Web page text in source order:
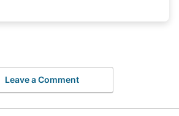
Leave a Comment